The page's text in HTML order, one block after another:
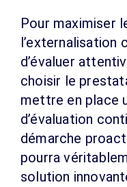
Pour maximiser
l’externalisation
d’évaluer
choisir le
mettre en place
d’évaluation
démarche
pourra
solution